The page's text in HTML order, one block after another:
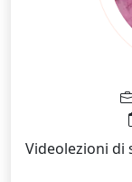
Videolezioni di